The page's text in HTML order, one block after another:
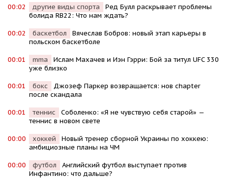
00:02 другие виды спорта
Ред Булл раскрывает проблемы
болида RB22: Что нам ждать?
00:02 баскетбол
Вячеслав Бобров: новый этап карьеры в
польском баскетболе
00:01 mma
Ислам Махачев и Иэн Гэрри: Бой за титул UFC 330
уже близко
00:01 бокс
Джозеф Паркер возвращается: нов chapter
после скандала
00:01 теннис
Соболенко: «Я не чувствую себя старой» —
теннис в новом свете
00:00 хоккей
Новый тренер сборной Украины по хоккею:
амбициозные планы на ЧМ
00:00 футбол
Английский футбол выступает против
Инфантино: что дальше?